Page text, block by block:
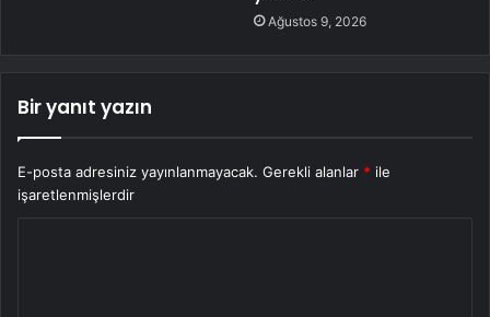
Ağustos 9, 2026
Bir yanıt yazın
E-posta adresiniz yayınlanmayacak. Gerekli alanlar * ile
işaretlenmişlerdir